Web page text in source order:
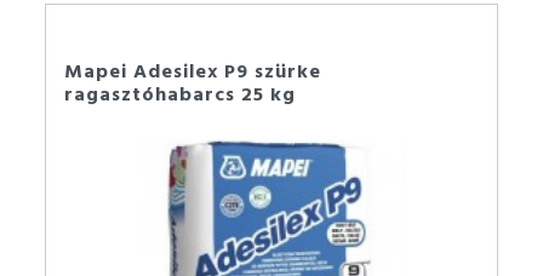
Mapei Adesilex P9 szürke
ragasztóhabarcs 25 kg